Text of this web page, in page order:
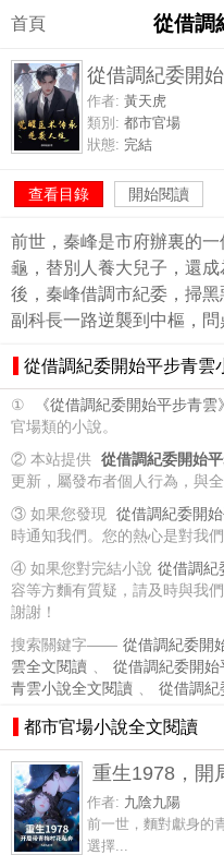
首頁 從借調
從借調紀委開
作者: 黃天虎
類別: 都市官場
狀態: 完結
查看目錄 開始閱讀
前世，秦峰是市府辦裏的
龜，替別人養大兒子，還
後，秦峰借調市紀委，掃
副科長一路逆襲到中樞，問
從借調紀委開始平步青雲
① 《從借調紀委開始平步青雲》
官場類的小說。
② 本站提供 從借調紀委開始
更新，屬發布者個人行為，與全
③ 如果您發現 從借調紀委開
時通知我們。您的熱心是對我們
④ 如果您對完結小說 從借調紀
容等方麵有質疑，請及時與我
謝謝！
搜索關鍵字—— 從借調紀委開
雲全文閱讀 、 從借調紀委開
青雲小說全文閱讀 、 從借調紀
都市官場小說全文閱讀
重生1978，開
作者: 九陰九陽
前一世，麵對獻身的
選擇...